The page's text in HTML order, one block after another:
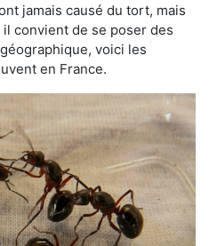
jamais causé du tort, mais
il convient de se poser des
voici les
en France.